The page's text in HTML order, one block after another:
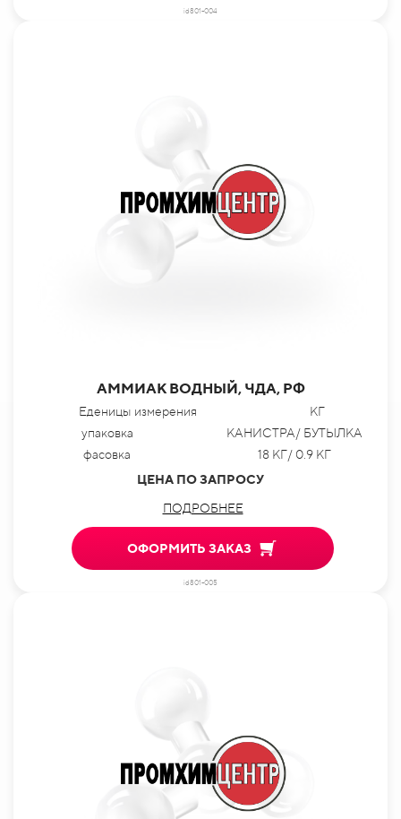
id801-004
АММИАК ВОДНЫЙ, ЧДА, РФ
Еденицы измерения
КГ
упаковка
КАНИСТРА/ БУТЫЛКА
фасовка
18 КГ/ 0.9 КГ
ЦЕНА ПО ЗАПРОСУ
ПОДРОБНЕЕ
ОФОРМИТЬ ЗАКАЗ
id801-005